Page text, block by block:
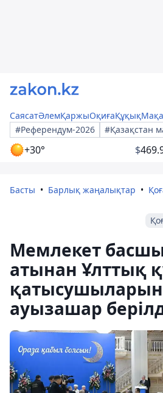
СаясатӘлемҚаржыОқиғаҚұқық
#Референдум-2026
#Қазақстан
+30° $
Басты Барлық жаңалықтар
Мемлекет
атынан Ұлттық
ауызашар